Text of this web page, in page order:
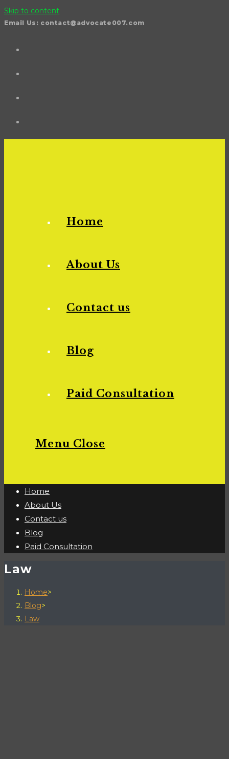
Skip to content
Email Us: contact@advocate007.com
Home
About Us
Contact us
Blog
Paid Consultation
Menu Close
Home
About Us
Contact us
Blog
Paid Consultation
Law
Home>
Blog>
Law